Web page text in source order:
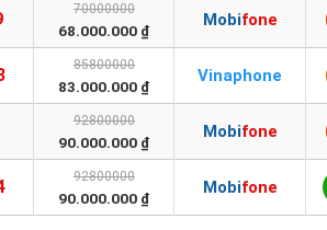
70000000
68.000.000 ₫
Mobifone
85800000
83.000.000 ₫
Vinaphone
92800000
90.000.000 ₫
Mobifone
92800000
90.000.000 ₫
Mobifone